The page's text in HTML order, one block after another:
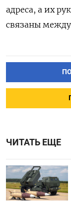
адреса, а их
связаны между
ЧИТАТЬ ЕЩЕ